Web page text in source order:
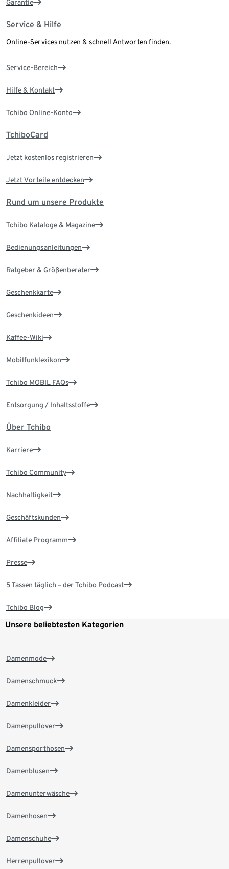
Garantie
Service & Hilfe
Online-Services nutzen & schnell Antworten finden.
Service-Bereich
Hilfe & Kontakt
Tchibo Online-Konto
TchiboCard
Jetzt kostenlos registrieren
Jetzt Vorteile entdecken
Rund um unsere Produkte
Tchibo Kataloge & Magazine
Bedienungsanleitungen
Ratgeber & Größenberater
Geschenkkarte
Geschenkideen
Kaffee-Wiki
Mobilfunklexikon
Tchibo MOBIL FAQs
Entsorgung / Inhaltsstoffe
Über Tchibo
Karriere
Tchibo Community
Nachhaltigkeit
Geschäftskunden
Affiliate Programm
Presse
5 Tassen täglich – der Tchibo Podcast
Tchibo Blog
Unsere beliebtesten Kategorien
Damenmode
Damenschmuck
Damenkleider
Damenpullover
Damensporthosen
Damenblusen
Damenunterwäsche
Damenhosen
Damenschuhe
Herrenpullover